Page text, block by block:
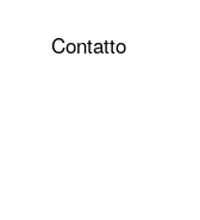
Contatto